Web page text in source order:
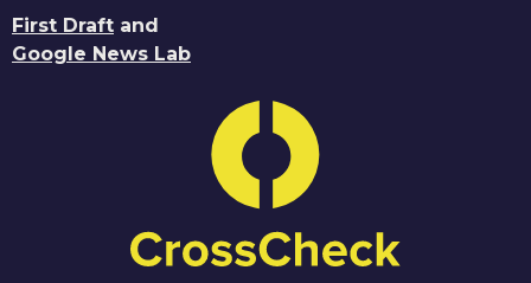
First Draft and
Google News Lab